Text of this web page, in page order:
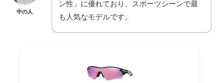
中の人
ン性」に優れており、スポーツシーンで最
も人気なモデルです。